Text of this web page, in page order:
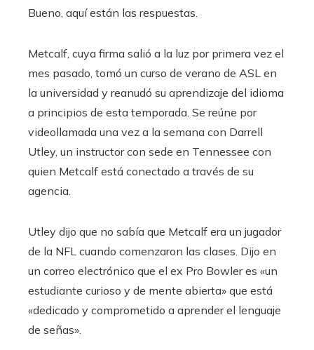
Bueno, aquí están las respuestas.
Metcalf, cuya firma salió a la luz por primera vez el
mes pasado, tomó un curso de verano de ASL en
la universidad y reanudó su aprendizaje del idioma
a principios de esta temporada. Se reúne por
videollamada una vez a la semana con Darrell
Utley, un instructor con sede en Tennessee con
quien Metcalf está conectado a través de su
agencia.
Utley dijo que no sabía que Metcalf era un jugador
de la NFL cuando comenzaron las clases. Dijo en
un correo electrónico que el ex Pro Bowler es «un
estudiante curioso y de mente abierta» que está
«dedicado y comprometido a aprender el lenguaje
de señas».